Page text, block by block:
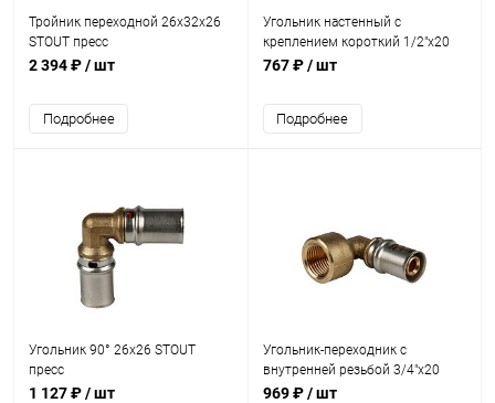
Тройник переходной 26х32х26
STOUT пресс
2 394 ₽/ шт
Подробнее
Угольник настенный с
креплением короткий 1/2"х20
STOUT пресс
767 ₽/ шт
Подробнее
Угольник 90° 26х26 STOUT
пресс
1 127 ₽/ шт
Угольник-переходник с
внутренней резьбой 3/4"х20
STOUT пресс
969 ₽/ шт